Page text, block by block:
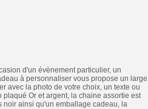
d'un évènement particulier, un
à personnaliser vous propose un large
avec la photo de votre choix, un texte ou
Or et argent, la chaine assortie est
noir ainsi qu'un emballage cadeau, la